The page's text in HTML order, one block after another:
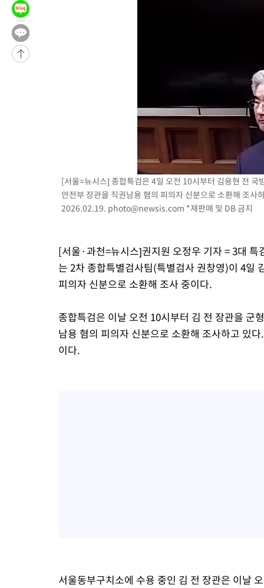
-16121초 전 >
-1717초 전 >
-1465초 전 >
1분 전 >[속보] SKT, 에이닷 서비스 장애 발생…"원인 파악 중"
[속보]7~9일 프로야구 3연전도 폭염 취소…11일 재개
"韓 외환시장 개입 관측 배경엔 美의 대한국 무역적자 있어"
'월드컵 탈락 후폭풍' 축구협회…초유의 압수수색에 '충격·당황'
서울 낮 37.9도, 올여름 최고치 경신…영등포 순간 '40도'
[속보]종합특검, 대검 추가 압수수색…내란 중요임무종사 혐의
[속보]코스닥, 800p 회복…0.26% 오른 801.67 마감
[속보]코스피, 301.88포인트(4.58%) 내린 6296.38 마감
손흥민, 5경기 연속골 실패…LAFC는 승부차기 끝 과달라하라 격파
내일까지 39도 '펄펄'…기상청 "태풍 지나며 폭염 잠시 꺾인다"
[서울=뉴시스] 종합특검은 4일 오전 10시부터 김용현 전
안전부 장관을 직권남용 혐의 피의자 신분으로 소환해 조
2026.02.19. photo@newsis.com *재판매 및 DB 금지
[서울·과천=뉴시스]권지원 오정우 기자 = 3대
는 2차 종합특별검사팀(특별검사 권창영)이 4일
피의자 신분으로 소환해 조사 중이다.
종합특검은 이날 오전 10시부터 김 전 장관을 군
남용 혐의 피의자 신분으로 소환해 조사하고 있
이다.
서울동부구치소에 수용 중인 김 전 장관은 이날